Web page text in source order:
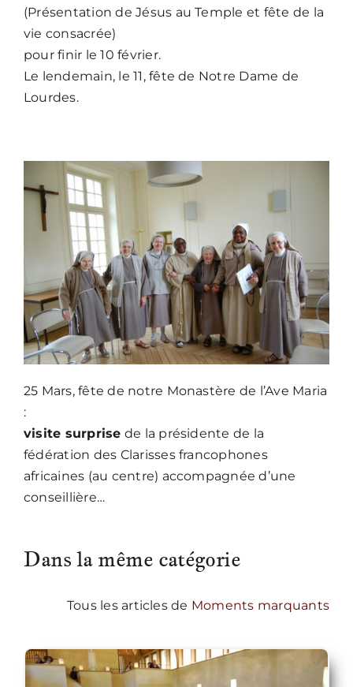
(Présentation de Jésus au Temple et fête de la
vie consacrée)
pour finir le 10 février.
Le lendemain, le 11, fête de Notre Dame de
Lourdes.
25 Mars, fête de notre Monastère de l’Ave Maria
:
visite surprise de la présidente de la
fédération des Clarisses francophones
africaines (au centre) accompagnée d’une
conseillière…
Dans la même catégorie
Tous les articles de Moments marquants